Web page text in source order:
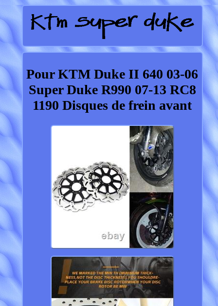
Pour KTM Duke II 640 03-06
Super Duke R990 07-13 RC8
1190 Disques de frein avant